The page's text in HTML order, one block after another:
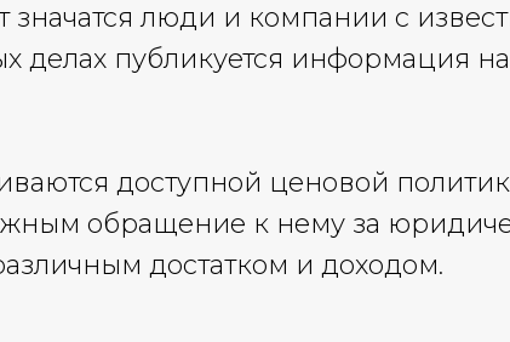
значатся люди и компании с
делах публикуется информация на
доступной ценовой
обращение к нему за
достатком и доходом.